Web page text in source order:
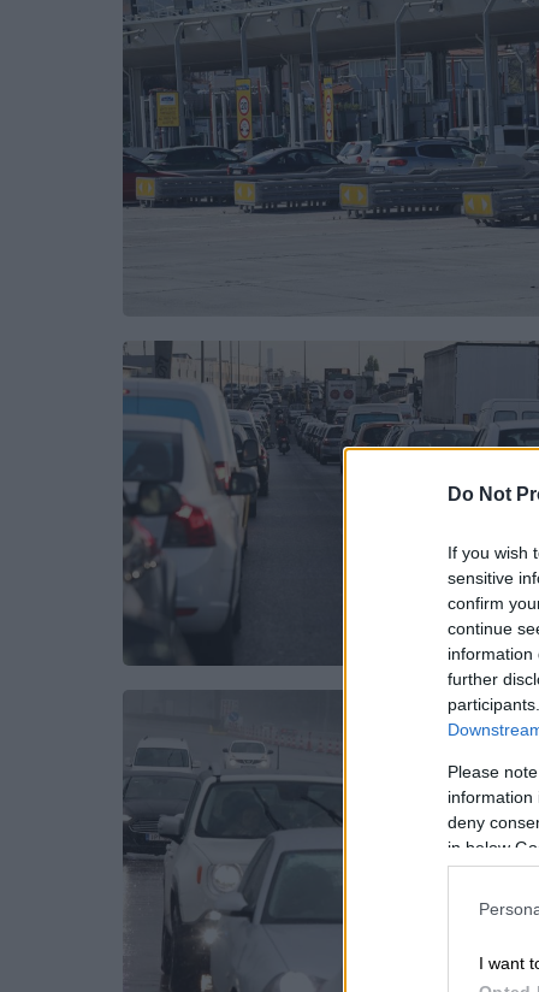
Do Not
If you wish
sensitive
confirm
continue
information
further
Please
information
deny
in below
I want